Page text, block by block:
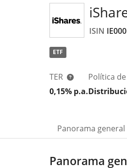
ISIN
ETF
TER
0,15% p.a.
Política
Panorama general
Panorama